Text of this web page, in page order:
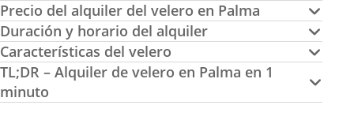
Precio del alquiler del velero en Palma
Duración y horario del alquiler
Características del velero
TL;DR – Alquiler de velero en Palma en 1
minuto